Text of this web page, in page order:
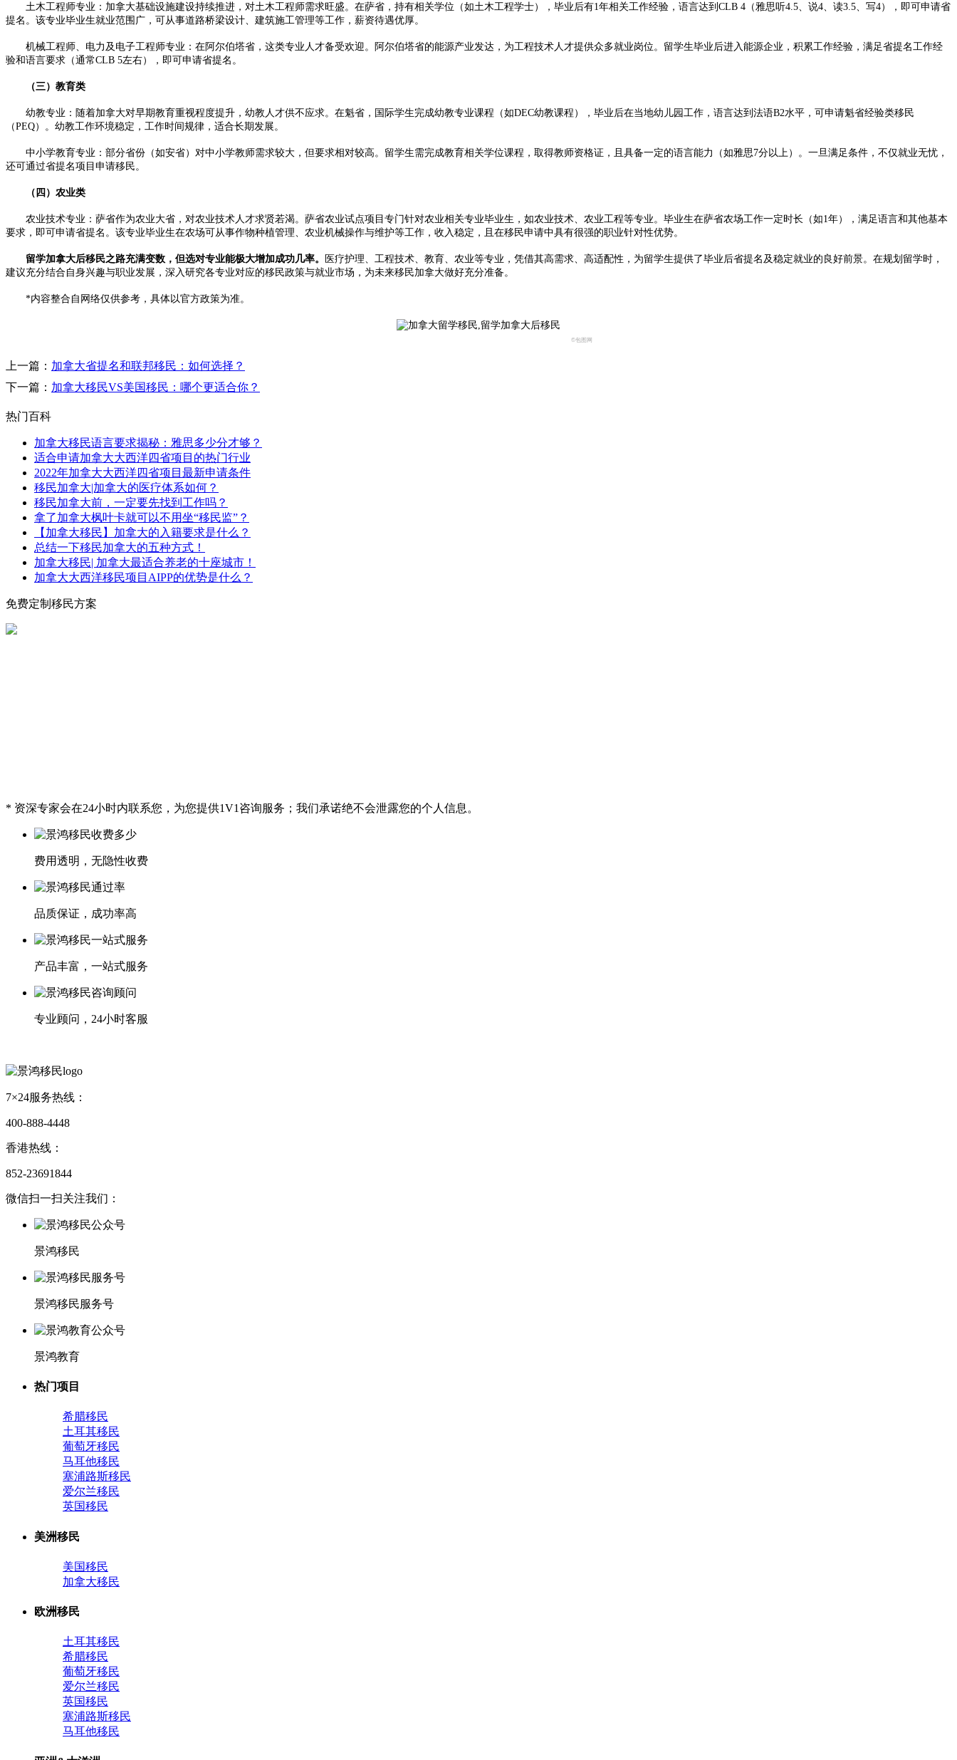
土木工程师专业：加拿大基础设施建设持续推进，对土木工程师需求旺盛。在萨省，持有相关学位（如土木工程学士），毕业后有1年相关工作经验，语言达到CLB 4（雅思听4.5、说4、读3.5、写4），即可申请省
提名。该专业毕业生就业范围广，可从事道路桥梁设计、建筑施工管理等工作，薪资待遇优厚。​
机械工程师、电力及电子工程师专业：在阿尔伯塔省，这类专业人才备受欢迎。阿尔伯塔省的能源产业发达，为工程技术人才提供众多就业岗位。留学生毕业后进入能源企业，积累工作经验，满足省提名工作经
验和语言要求（通常CLB 5左右），即可申请省提名。​
（三）教育类​
幼教专业：随着加拿大对早期教育重视程度提升，幼教人才供不应求。在魁省，国际学生完成幼教专业课程（如DEC幼教课程），毕业后在当地幼儿园工作，语言达到法语B2水平，可申请魁省经验类移民
（PEQ）。幼教工作环境稳定，工作时间规律，适合长期发展。​
中小学教育专业：部分省份（如安省）对中小学教师需求较大，但要求相对较高。留学生需完成教育相关学位课程，取得教师资格证，且具备一定的语言能力（如雅思7分以上）。一旦满足条件，不仅就业无忧，
还可通过省提名项目申请移民。​
（四）农业类​
农业技术专业：萨省作为农业大省，对农业技术人才求贤若渴。萨省农业试点项目专门针对农业相关专业毕业生，如农业技术、农业工程等专业。毕业生在萨省农场工作一定时长（如1年），满足语言和其他基本
要求，即可申请省提名。该专业毕业生在农场可从事作物种植管理、农业机械操作与维护等工作，收入稳定，且在移民申请中具有很强的职业针对性优势。​
留学加拿大后移民之路充满变数，但选对专业能极大增加成功几率。
医疗护理、工程技术、教育、农业等专业，凭借其高需求、高适配性，为留学生提供了毕业后省提名及稳定就业的良好前景。在规划留学时，
建议充分结合自身兴趣与职业发展，深入研究各专业对应的移民政策与就业市场，为未来移民加拿大做好充分准备。
*内容整合自网络仅供参考，具体以官方政策为准。
©包图网
上一篇： 加拿大省提名和联邦移民：如何选择？
下一篇： 加拿大移民VS美国移民：哪个更适合你？
热门百科
加拿大移民语言要求揭秘：雅思多少分才够？​
适合申请加拿大大西洋四省项目的热门行业
2022年加拿大大西洋四省项目最新申请条件
移民加拿大|加拿大的医疗体系如何？
移民加拿大前，一定要先找到工作吗？
拿了加拿大枫叶卡就可以不用坐“移民监”？
【加拿大移民】加拿大的入籍要求是什么？
总结一下移民加拿大的五种方式！
加拿大移民| 加拿大最适合养老的十座城市！
加拿大大西洋移民项目AIPP的优势是什么？
免费定制移民方案
* 资深专家会在24小时内联系您，为您提供1V1咨询服务；我们承诺绝不会泄露您的个人信息。
费用透明，无隐性收费
品质保证，成功率高
产品丰富，一站式服务
专业顾问，24小时客服
7×24服务热线：
400-888-4448
香港热线：
852-23691844
微信扫一扫关注我们：
景鸿移民
景鸿移民服务号
景鸿教育
热门项目
希腊移民
土耳其移民
葡萄牙移民
马耳他移民
塞浦路斯移民
爱尔兰移民
英国移民
美洲移民
美国移民
加拿大移民
欧洲移民
土耳其移民
希腊移民
葡萄牙移民
爱尔兰移民
英国移民
塞浦路斯移民
马耳他移民